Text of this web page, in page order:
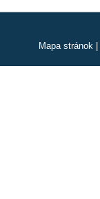
Mapa stránok|